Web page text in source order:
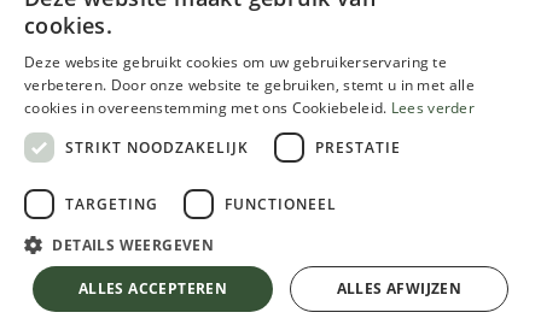
Electric Rotating Spray Mop set
(incl Recupel bijdrage)
201.55€
Inclusief btw
Niet op voorraad
Ontvang een bericht wanneer er opnieuw
cookies.
Deze website gebruikt cookies om uw gebruikerservaring te
verbeteren. Door onze website te gebruiken, stemt u in met alle
cookies in overeenstemming met ons Cookiebeleid. Lees verder
STRIKT NOODZAKELIJK
PRESTATIE
TARGETING FUNCTIONEEL
DETAILS WEERGEVEN
ALLES ACCEPTEREN ALLES AFWIJZEN